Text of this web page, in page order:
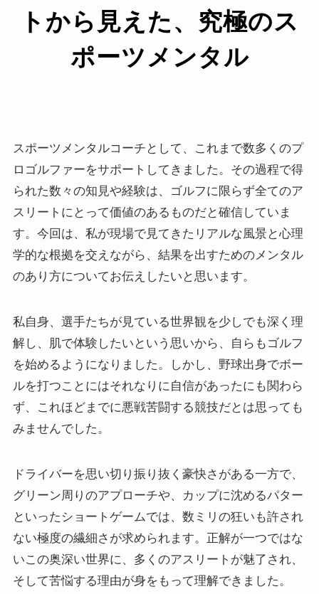
トから見えた、究極のス
ポーツメンタル
スポーツメンタルコーチとして、これまで数多くのプ
ロゴルファーをサポートしてきました。その過程で得
られた数々の知見や経験は、ゴルフに限らず全てのア
スリートにとって価値のあるものだと確信していま
す。今回は、私が現場で見てきたリアルな風景と心理
学的な根拠を交えながら、結果を出すためのメンタル
のあり方についてお伝えしたいと思います。
私自身、選手たちが見ている世界観を少しでも深く理
解し、肌で体験したいという思いから、自らもゴルフ
を始めるようになりました。しかし、野球出身でボー
ルを打つことにはそれなりに自信があったにも関わら
ず、これほどまでに悪戦苦闘する競技だとは思っても
みませんでした。
ドライバーを思い切り振り抜く豪快さがある一方で、
グリーン周りのアプローチや、カップに沈めるパター
といったショートゲームでは、数ミリの狂いも許され
ない極度の繊細さが求められます。正解が一つではな
いこの奥深い世界に、多くのアスリートが魅了され、
そして苦悩する理由が身をもって理解できました。